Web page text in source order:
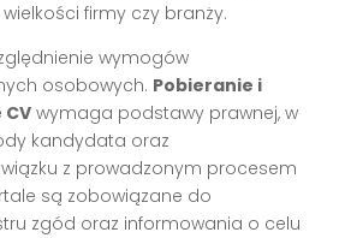
firmy czy branży.
wymogów
osobowych. Pobieranie i
wymaga podstawy prawnej, w
kandydata oraz
z prowadzonym procesem
są zobowiązane do
zgód oraz informowania o celu